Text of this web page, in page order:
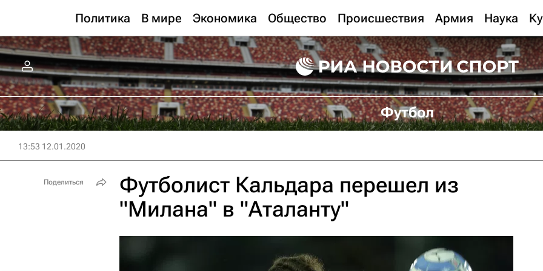
Политика В мире Экономика Общество Происшествия Армия Наука
Футбол
13:53 12.01.2020
Футболист Кальдара перешел из
"Милана" в "Аталанту"
Поделиться